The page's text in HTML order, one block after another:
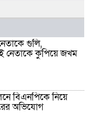
গুলি,
নেতাকে কুপিয়ে জখম
বিএনপিকে নিয়ে
অভিযোগ